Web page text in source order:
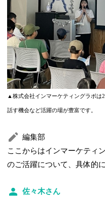
▲株式会社インマーケティングラボは
話す機会など活躍の場が豊富です。
編集部
ここからはインマーケティ
のご活躍について、具体的
佐々木さん